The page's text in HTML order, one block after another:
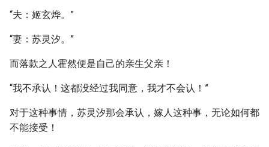
“夫：姬玄烨。”
“妻：苏灵汐。”
而落款之人霍然便是自己的亲生父亲！
“我不承认！这都没经过我同意，我才不会认！”
对于这种事情，苏灵汐那会承认，嫁人这种事，无论如何都
不能接受！